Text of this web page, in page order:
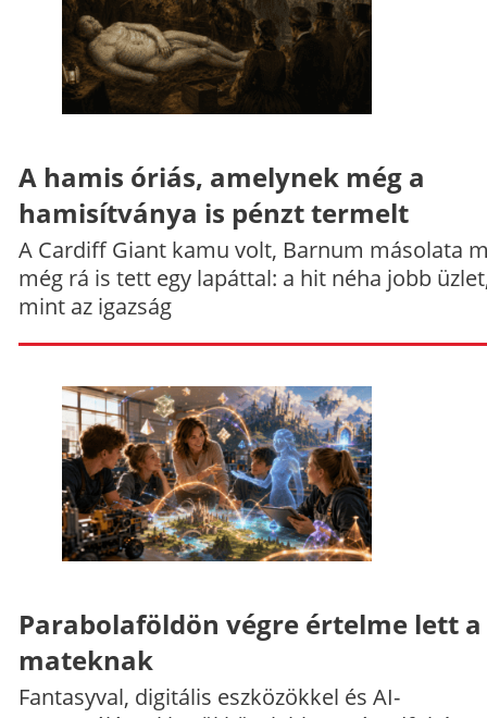
A hamis óriás, amelynek még a
hamisítványa is pénzt termelt
A Cardiff Giant kamu volt, Barnum másolata
még rá is tett egy lapáttal: a hit néha jobb
mint az igazság
Parabolaföldön végre értelme lett a
mateknak
Fantasyval, digitális eszközökkel és AI-